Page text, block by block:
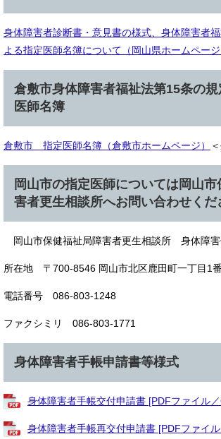
身体障害者診断書・意見書の様式、身体障害者
よる指定医師名簿について（岡山県ホームページ
倉敷市身体障害者福祉法第15条の
医師名簿
倉敷市 指定医師名簿（倉敷市ホームページ）
岡山市の指定医師については岡山
害者更生相談所へお問い合わせくだ
岡山市保健福祉局障害者更生相談所 身体障
所在地 〒700-8546 岡山市北区鹿田町一丁目1
電話番号 086-803-1248
ファクシミリ 086-803-1771
身体障害者手帳申請書等様式
身体障害者手帳交付申請書 [PDFファイル
身体障害者手帳再交付申請書 [PDFファイ